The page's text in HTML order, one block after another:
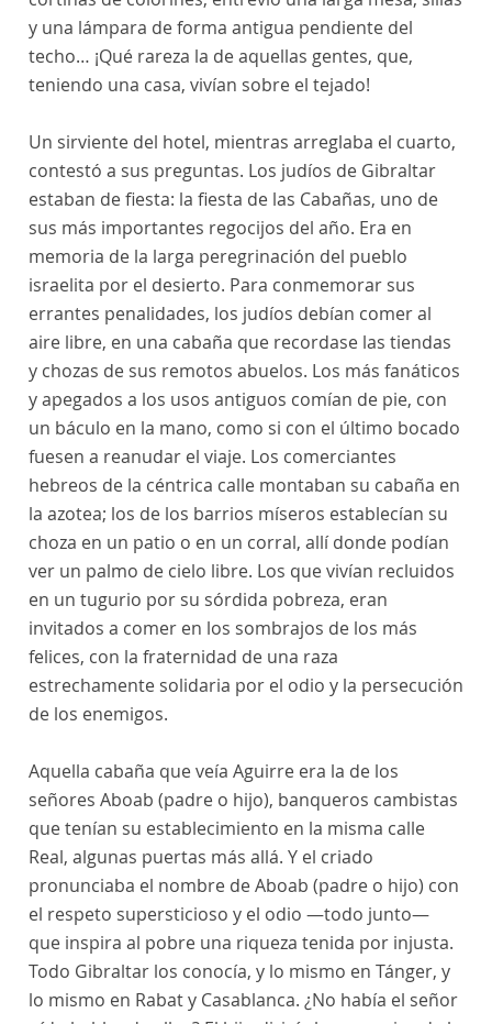
y una lámpara de forma antigua pendiente del
techo… ¡Qué rareza la de aquellas gentes, que,
teniendo una casa, vivían sobre el tejado!
Un sirviente del hotel, mientras arreglaba el cuarto,
contestó a sus preguntas. Los judíos de Gibraltar
estaban de fiesta: la fiesta de las Cabañas, uno de
sus más importantes regocijos del año. Era en
memoria de la larga peregrinación del pueblo
israelita por el desierto. Para conmemorar sus
errantes penalidades, los judíos debían comer al
aire libre, en una cabaña que recordase las tiendas
y chozas de sus remotos abuelos. Los más fanáticos
y apegados a los usos antiguos comían de pie, con
un báculo en la mano, como si con el último bocado
fuesen a reanudar el viaje. Los comerciantes
hebreos de la céntrica calle montaban su cabaña en
la azotea; los de los barrios míseros establecían su
choza en un patio o en un corral, allí donde podían
ver un palmo de cielo libre. Los que vivían recluidos
en un tugurio por su sórdida pobreza, eran
invitados a comer en los sombrajos de los más
felices, con la fraternidad de una raza
estrechamente solidaria por el odio y la persecución
de los enemigos.
Aquella cabaña que veía Aguirre era la de los
señores Aboab (padre o hijo), banqueros cambistas
que tenían su establecimiento en la misma calle
Real, algunas puertas más allá. Y el criado
pronunciaba el nombre de Aboab (padre o hijo) con
el respeto supersticioso y el odio —todo junto—
que inspira al pobre una riqueza tenida por injusta.
Todo Gibraltar los conocía, y lo mismo en Tánger, y
lo mismo en Rabat y Casablanca. ¿No había el señor